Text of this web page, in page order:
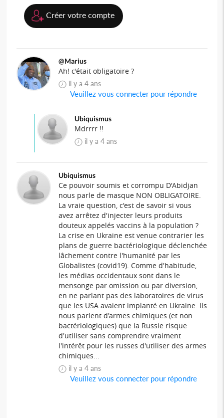
Créer votre compte
@Marius
Ah! c'était obligatoire ?
il y a 4 ans
Veuillez vous connecter pour répondre
Ubiquismus
Mdrrrr !!
il y a 4 ans
Ubiquismus
Ce pouvoir soumis et corrompu D'Abidjan
nous parle de masque NON OBLIGATOIRE.
La vraie question, c'est de savoir si vous
avez arrêtez d'injecter leurs produits
douteux appelés vaccins à la population ?
La crise en Ukraine est venue contrarier les
plans de guerre bactériologique déclenchée
lâchement contre l'humanité par les
Globalistes (covid19). Comme d'habitude,
les médias occidentaux sont dans le
mensonge par omission ou par diversion,
en ne parlant pas des laboratoires de virus
que les USA avaient implanté en Ukraine. Ils
nous parlent d'armes chimiques (et non
bactériologiques) que la Russie risque
d'utiliser sans comprendre vraiment
l'intérêt pour les russes d'utiliser des armes
chimiques...
il y a 4 ans
Veuillez vous connecter pour répondre